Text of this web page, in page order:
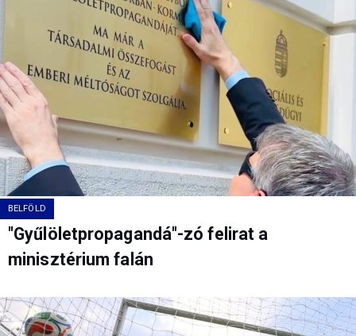
BELFÖLD
"Gyűlöletpropagandá"-zó felirat a
minisztérium falán